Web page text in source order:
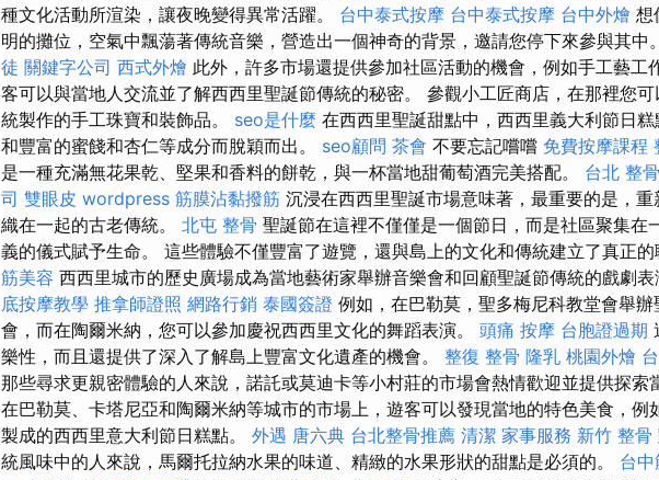
種文化活動所渲染，讓夜晚變得異常活躍。 台中泰式按摩 台中泰式按摩 台中外燴 想
明的攤位，空氣中飄蕩著傳統音樂，營造出一個神奇的背景，邀請您停下來參與其中
徒 關鍵字公司 西式外燴 此外，許多市場還提供參加社區活動的機會，例如手工藝工
客可以與當地人交流並了解西西里聖誕節傳統的秘密。 參觀小工匠商店，在那裡您
統製作的手工珠寶和裝飾品。 seo是什麼 在西西里聖誕甜點中，西西里義大利節日
和豐富的蜜餞和杏仁等成分而脫穎而出。 seo顧問 茶會 不要忘記嚐嚐 免費按摩課程
是一種充滿無花果乾、堅果和香料的餅乾，與一杯當地甜葡萄酒完美搭配。 台北 整骨
司 雙眼皮 wordpress 筋膜沾黏撥筋 沉浸在西西里聖誕市場意味著，最重要的是，
織在一起的古老傳統。 北屯 整骨 聖誕節在這裡不僅僅是一個節日，而是社區聚集在
義的儀式賦予生命。 這些體驗不僅豐富了遊覽，還與島上的文化和傳統建立了真正的
筋美容 西西里城市的歷史廣場成為當地藝術家舉辦音樂會和回顧聖誕節傳統的戲劇表
底按摩教學 推拿師證照 網路行銷 泰國簽證 例如，在巴勒莫，聖多梅尼科教堂會舉
會，而在陶爾米納，您可以參加慶祝西西里文化的舞蹈表演。 頭痛 按摩 台胞證過期
樂性，而且還提供了深入了解島上豐富文化遺產的機會。 整復 整骨 隆乳 桃園外燴
那些尋求更親密體驗的人來說，諾託或莫迪卡等小村莊的市場會熱情歡迎並提供探索
在巴勒莫、卡塔尼亞和陶爾米納等城市的市場上，遊客可以發現當地的特色美食，例
製成的西西里意大利節日糕點。 外遇 唐六典 台北整骨推薦 清潔 家事服務 新竹 整骨
統風味中的人來說，馬爾托拉納水果的味道、精緻的水果形狀的甜點是必須的。 台